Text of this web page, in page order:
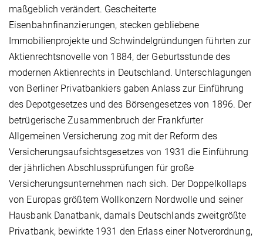
maßgeblich verändert. Gescheiterte
Eisenbahnfinanzierungen, stecken gebliebene
Immobilienprojekte und Schwindelgründungen führten zur
Aktienrechtsnovelle von 1884, der Geburtsstunde des
modernen Aktienrechts in Deutschland. Unterschlagungen
von Berliner Privatbankiers gaben Anlass zur Einführung
des Depotgesetzes und des Börsengesetzes von 1896. Der
betrügerische Zusammenbruch der Frankfurter
Allgemeinen Versicherung zog mit der Reform des
Versicherungsaufsichtsgesetzes von 1931 die Einführung
der jährlichen Abschlussprüfungen für große
Versicherungsunternehmen nach sich. Der Doppelkollaps
von Europas größtem Wollkonzern Nordwolle und seiner
Hausbank Danatbank, damals Deutschlands zweitgrößte
Privatbank, bewirkte 1931 den Erlass einer Notverordnung,